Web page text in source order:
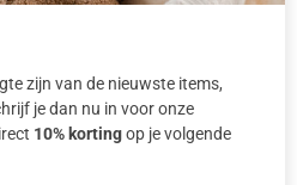
zijn van de nieuwste items,
je dan nu in voor onze
10% kortingop je volgende